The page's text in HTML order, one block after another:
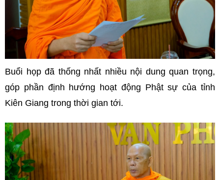
Buổi họp đã thống nhất nhiều nội dung quan trọng,
góp phần định hướng hoạt động Phật sự của tỉnh
Kiên Giang trong thời gian tới.